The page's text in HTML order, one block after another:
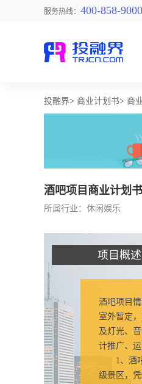
服务热线： 400-858-9000
投融界> 商业计划书> 商
酒吧项目商业计划书
所属行业：休闲娱乐
项目概述
酒吧项目
室外暂定
及灯光、
计推广、
1、酒吧
级景区，